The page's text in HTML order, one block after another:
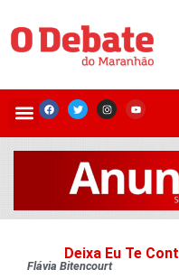
Deixa Eu Te
Flávia Bitencourt